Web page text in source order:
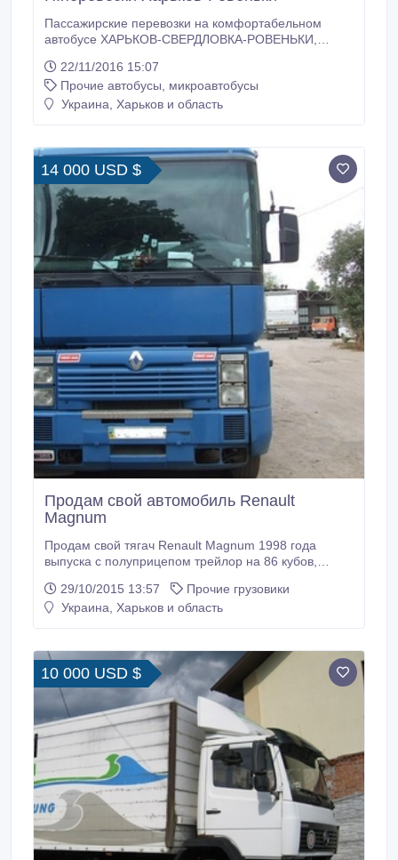
Пассажирские перевозки на комфортабельном
автобусе ХАРЬКОВ-СВЕРДЛОВКА-РОВЕНЬКИ,
Доставка посылок. Звонить по тел. 066-908-70-65
(Наталья), 050-982-93-94(Михаил)..
22/11/2016 15:07
Прочие автобусы, микроавтобусы
Украина, Харьков и область
14 000 USD $
Продам свой автомобиль Renault
Magnum
Продам свой тягач Renault Magnum 1998 года
выпуска с полуприцепом трейлор на 86 кубов,
отдельности. Объем двигателя: 12 л. Лошадиных
сил: 470 Возможен торг и обмен на легковой
29/10/2015 13:57
Прочие грузовики
Украина, Харьков и область
10 000 USD $